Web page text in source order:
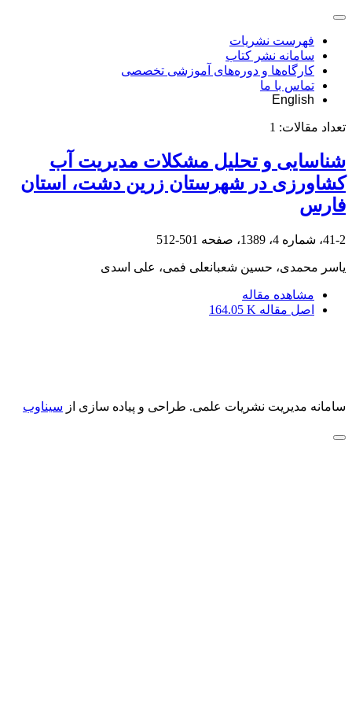
فهرست نشریات
سامانه نشر کتاب
کارگاه‌ها و دوره‌های آموزشی تخصصی
تماس با ما
English
تعداد مقالات: 1
شناسایی و تحلیل مشکلات مدیریت آب
کشاورزی در شهرستان زرین دشت، استان
فارس
41-2، شماره 4، 1389، صفحه 501-512
یاسر محمدی، حسین شعبانعلی فمی، علی اسدی
مشاهده مقاله
اصل مقاله 164.05 K
سامانه مدیریت نشریات علمی. طراحی و پیاده سازی از سیناوب